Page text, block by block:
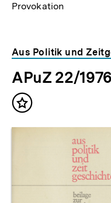
Provokation
Aus Politik und
APuZ 22/1976
Inhalt